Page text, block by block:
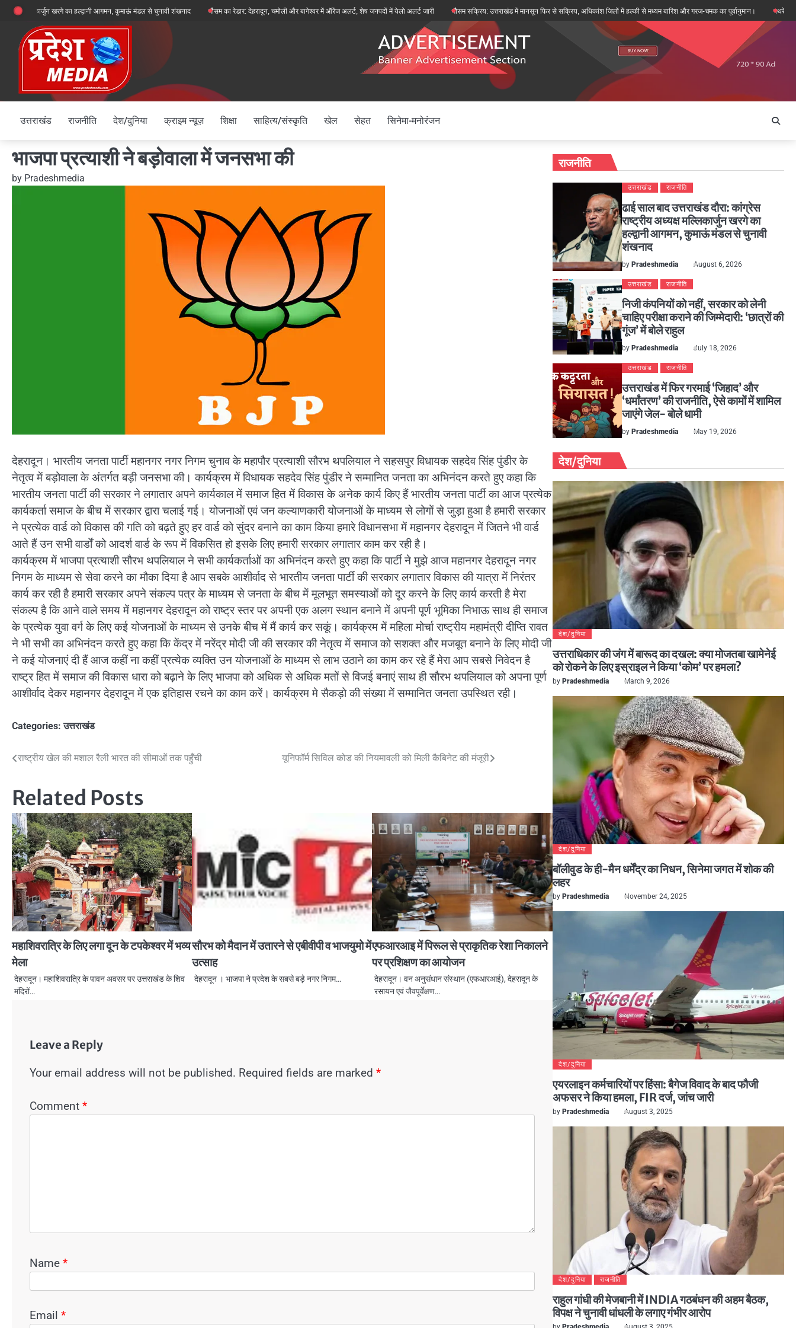
Skip
content
खरगे का हल्द्वानी आगमन, कुमाऊं मंडल से चुनावी शंखनाद मौसम का रेडार: देहरादून, चमोली और बागेश्वर में ऑरेंज अलर्ट, शेष जनपदों में येलो अलर्ट जारी मौसम सक्रिय: उत्तराखंड में मानसून फिर से सक्रिय, अधिकांश जिलों में हल्की से मध्यम बारिश और गरज-चमक का पूर्वानुमान। पथरेश्वर मंदिर
उत्तराखंड राजनीति देश/दुनिया क्राइम न्यूज़ शिक्षा साहित्य/संस्कृति खेल सेहत सिनेमा-मनोरंजन
भाजपा प्रत्याशी ने बड़ोवाला में जनसभा की
by Pradeshmedia
देहरादून। भारतीय जनता पार्टी महानगर नगर निगम चुनाव के महापौर प्रत्याशी सौरभ थपलियाल ने सहसपुर विधायक सहदेव सिंह पुंडीर के
नेतृत्व में बड़ोवाला के अंतर्गत बड़ी जनसभा की। कार्यक्रम में विधायक सहदेव सिंह पुंडीर ने सम्मानित जनता का अभिनंदन करते हुए कहा कि
भारतीय जनता पार्टी की सरकार ने लगातार अपने कार्यकाल में समाज हित में विकास के अनेक कार्य किए हैं भारतीय जनता पार्टी का आज प्रत्येक
कार्यकर्ता समाज के बीच में सरकार द्वारा चलाई गई। योजनाओं एवं जन कल्याणकारी योजनाओं के माध्यम से लोगों से जुड़ा हुआ है हमारी सरकार
ने प्रत्येक वार्ड को विकास की गति को बढ़ते हुए हर वार्ड को सुंदर बनाने का काम किया हमारे विधानसभा में महानगर देहरादून में जितने भी वार्ड
आते हैं उन सभी वार्डों को आदर्श वार्ड के रूप में विकसित हो इसके लिए हमारी सरकार लगातार काम कर रही है।
कार्यक्रम में भाजपा प्रत्याशी सौरभ थपलियाल ने सभी कार्यकर्ताओं का अभिनंदन करते हुए कहा कि पार्टी ने मुझे आज महानगर देहरादून नगर
निगम के माध्यम से सेवा करने का मौका दिया है आप सबके आशीर्वाद से भारतीय जनता पार्टी की सरकार लगातार विकास की यात्रा में निरंतर
कार्य कर रही है हमारी सरकार अपने संकल्प पत्र के माध्यम से जनता के बीच में मूलभूत समस्याओं को दूर करने के लिए कार्य करती है मेरा
संकल्प है कि आने वाले समय में महानगर देहरादून को राष्ट्र स्तर पर अपनी एक अलग स्थान बनाने में अपनी पूर्ण भूमिका निभाऊ साथ ही समाज
के प्रत्येक युवा वर्ग के लिए कई योजनाओं के माध्यम से उनके बीच में मैं कार्य कर सकूं। कार्यक्रम में महिला मोर्चा राष्ट्रीय महामंत्री दीप्ति रावत
ने भी सभी का अभिनंदन करते हुए कहा कि केंद्र में नरेंद्र मोदी जी की सरकार की नेतृत्व में समाज को सशक्त और मजबूत बनाने के लिए मोदी जी
ने कई योजनाएं दी हैं आज कहीं ना कहीं प्रत्येक व्यक्ति उन योजनाओं के माध्यम से लाभ उठाने का काम कर रहे हैं मेरा आप सबसे निवेदन है
राष्ट्र हित में समाज की विकास धारा को बढ़ाने के लिए भाजपा को अधिक से अधिक मतों से विजई बनाएं साथ ही सौरभ थपलियाल को अपना पूर्ण
आशीर्वाद देकर महानगर देहरादून में एक इतिहास रचने का काम करें। कार्यक्रम मे सैकड़ो की संख्या में सम्मानित जनता उपस्थित रही।
Categories:उत्तराखंड
Post
राष्ट्रीय खेल की मशाल रैली भारत की सीमाओं तक पहुँची यूनिफॉर्म सिविल कोड की नियमावली को मिली कैबिनेट की मंजूरी
Related Posts
महाशिवरात्रि के लिए लगा दून के टपकेश्वर में भव्य
मेला
देहरादून। महाशिवरात्रि के पावन अवसर पर उत्तराखंड के शिव
मंदिरों…
सौरभ को मैदान में उतारने से एबीवीपी व भाजयुमो में
उत्साह
देहरादून । भाजपा ने प्रदेश के सबसे बड़े नगर निगम…
एफआरआइ में पिरूल से प्राकृतिक रेशा निकालने
पर प्रशिक्षण का आयोजन
देहरादून। वन अनुसंधान संस्थान (एफआरआई), देहरादून के
रसायन एवं जैवपूर्वेक्षण…
Leave a Reply
Your email address will not be published. Required fields are marked *
Comment *
Name *
Email *
राजनीति
उत्तराखंड राजनीति
ढाई साल बाद उत्तराखंड दौरा: कांग्रेस
राष्ट्रीय अध्यक्ष मल्लिकार्जुन खरगे का
हल्द्वानी आगमन, कुमाऊं मंडल से चुनावी
शंखनाद
by Pradeshmedia August 6, 2026
उत्तराखंड राजनीति
निजी कंपनियों को नहीं, सरकार को लेनी
चाहिए परीक्षा कराने की जिम्मेदारी: ‘छात्रों की
गूंज’ में बोले राहुल
by Pradeshmedia July 18, 2026
उत्तराखंड राजनीति
उत्तराखंड में फिर गरमाई ‘जिहाद’ और
‘धर्मांतरण’ की राजनीति, ऐसे कामों में शामिल
जाएंगे जेल- बोले धामी
by Pradeshmedia May 19, 2026
देश/दुनिया
देश/दुनिया
उत्तराधिकार की जंग में बारूद का दखल: क्या मोजतबा खामेनेई
को रोकने के लिए इस्राइल ने किया ‘कोम’ पर हमला?
by Pradeshmedia March 9, 2026
देश/दुनिया
बॉलीवुड के ही-मैन धर्मेंद्र का निधन, सिनेमा जगत में शोक की
लहर
by Pradeshmedia November 24, 2025
देश/दुनिया
एयरलाइन कर्मचारियों पर हिंसा: बैगेज विवाद के बाद फौजी
अफसर ने किया हमला, FIR दर्ज, जांच जारी
by Pradeshmedia August 3, 2025
देश/दुनिया राजनीति
राहुल गांधी की मेजबानी में INDIA गठबंधन की अहम बैठक,
विपक्ष ने चुनावी धांधली के लगाए गंभीर आरोप